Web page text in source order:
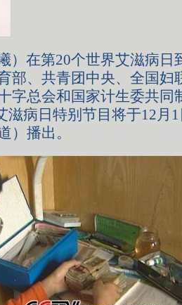
）在第20个世界艾滋病日
部、共青团中央、全国妇
字总会和国家计生委共同
滋病日特别节目将于12月
）播出。